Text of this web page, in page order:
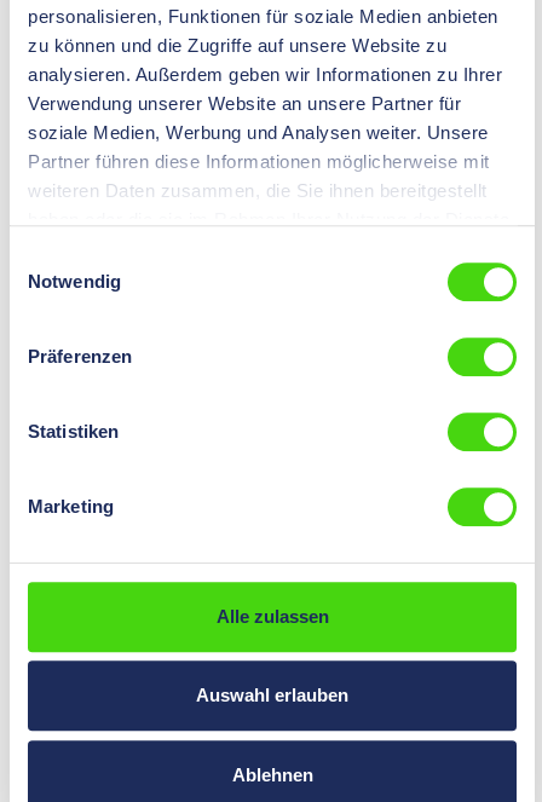
personalisieren, Funktionen für soziale Medien anbieten
zu können und die Zugriffe auf unsere Website zu
analysieren. Außerdem geben wir Informationen zu Ihrer
Verwendung unserer Website an unsere Partner für
soziale Medien, Werbung und Analysen weiter. Unsere
Partner führen diese Informationen möglicherweise mit
weiteren Daten zusammen, die Sie ihnen bereitgestellt
Notwendig
Präferenzen
Statistiken
Marketing
Alle zulassen
Auswahl erlauben
Ablehnen
max. Bündeldurchmesser mm
Ausführung mit Steckfuß
0,00 €*
Inhalt:100 St
Preise nachLogin sichtbar.
HP-FIXIT® Kabeldriller, Polyamid 6.6, UL 94 V-2, 21 x 5,2,
1000 Stk.
max. Bündeldurchmesser 4,5 mm
Ausführung Standard
Inhalt:1000 St
Preise nach
sichtbar.
HP-FIXIT® Kabeldriller, Polyamid 6.6, UL 94 V-2, 25 x 8,3,